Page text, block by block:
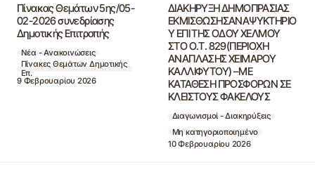
Πίνακας Θεμάτων 5ης/05-
02-2026 συνεδρίασης
Δημοτικής Επιτροπής
Νέα - Ανακοινώσεις
Πίνακες Θεμάτων Δημοτικής
Επ.
9 Φεβρουαρίου 2026
ΔΙΑΚΗΡΥΞΗ ΔΗΜΟΠΡΑΣΙΑΣ
ΕΚΜΙΣΘΩΣΗΣΑΝΑΨΥΚΤΗΡΙΟ
Υ ΕΠΙ ΤΗΣ ΟΔΟΥ ΧΕΛΜΟΥ
ΣΤΟ Ο.Τ. 829(ΠΕΡΙΟΧΗ
ΑΝΑΠΛΑΣΗΣ ΧΕΙΜΑΡΟΥ
ΚΑΛΛΙΦΥΤΟΥ) –ΜΕ
ΚΑΤΑΘΕΣΗ ΠΡΟΣΦΟΡΩΝ ΣΕ
ΚΛΕΙΣΤΟΥΣ ΦΑΚΕΛΟΥΣ
Διαγωνισμοί - Διακηρύξεις
Μη κατηγοριοποιημένο
10 Φεβρουαρίου 2026